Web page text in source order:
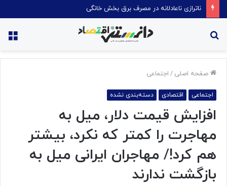
ناترازی ناعادلانه در مصرف برق بخش خانگی
صفحه اصلی / اجتماعی
اجتماعی اقتصادی دسته‌بندی نشده
افزایش قیمت دلار، میل به
مهاجرت را کمتر که نکرد، بیشتر
هم کرد!/ مهاجران ایرانی میل به
بازگشت ندارند